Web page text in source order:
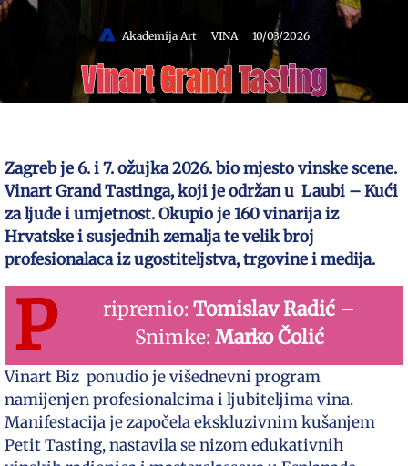
Akademija Art VINA 10/03/2026
Vinart Grand Tasting
Zagreb je 6. i 7. ožujka 2026. bio mjesto vinske scene.
Vinart Grand Tastinga, koji je održan u Laubi – Kući
za ljude i umjetnost. Okupio je 160 vinarija iz
Hrvatske i susjednih zemalja te velik broj
profesionalaca iz ugostiteljstva, trgovine i medija.
P ripremio: Tomislav Radić –
Snimke: Marko Čolić
Vinart Biz ponudio je višednevni program
namijenjen profesionalcima i ljubiteljima vina.
Manifestacija je započela ekskluzivnim kušanjem
Petit Tasting, nastavila se nizom edukativnih